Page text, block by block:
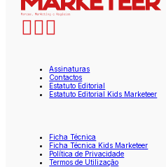
Assinaturas
Contactos
Estatuto Editorial
Estatuto Editorial Kids Marketeer
Ficha Técnica
Ficha Técnica Kids Marketeer
Política de Privacidade
Termos de Utilização